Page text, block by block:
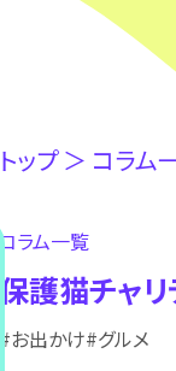
トップ＞ コラム
コラム⼀覧
保護猫チャ
#お出かけ#グルメ